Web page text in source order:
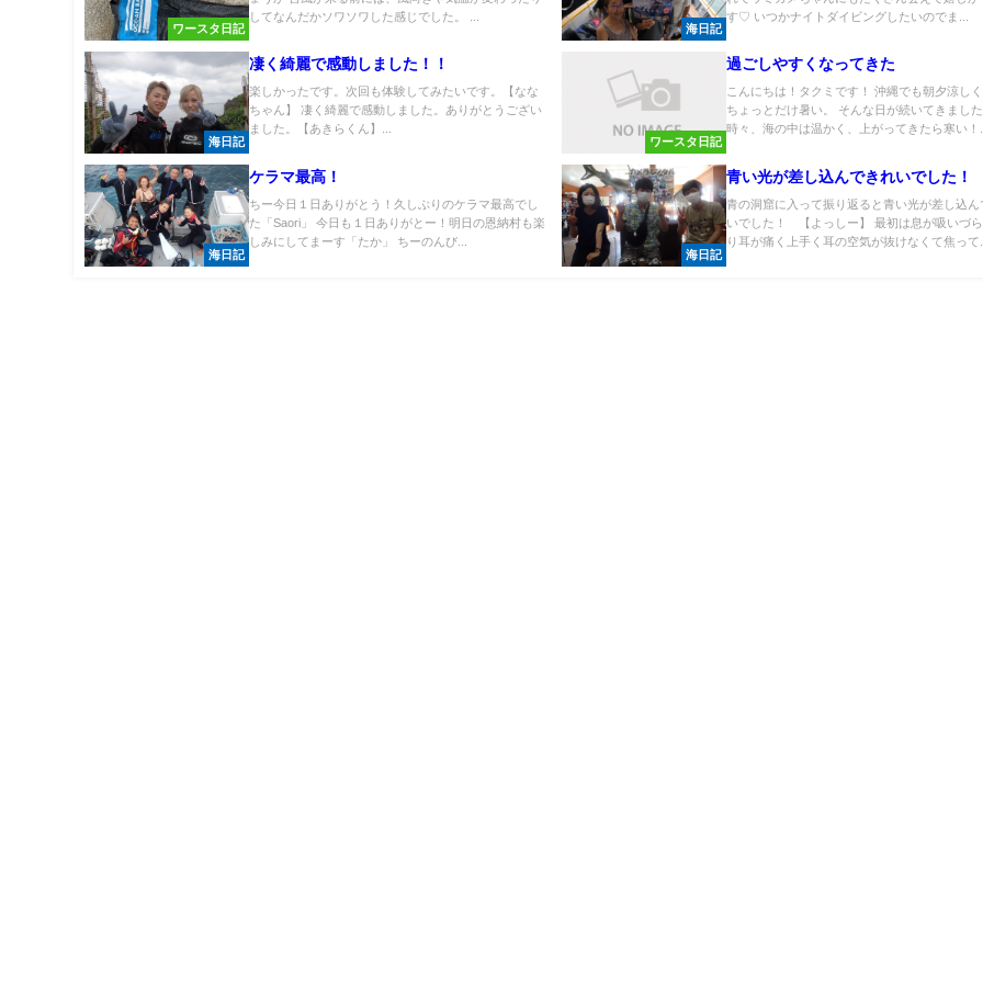
ワースタ日記
してなんだかソワソワした感じでした。 ...
海日記
す♡ いつかナイトダイビングしたいのでま...
海日記
凄く綺麗で感動しました！！
楽しかったです。次回も体験してみたいです。【なな
ちゃん】 凄く綺麗で感動しました。ありがとうござい
ました。【あきらくん】...
ワースタ日記
過ごしやすくなってきた
こんにちは！タクミです！ 沖縄でも朝夕涼し
ちょっとだけ暑い。 そんな日が続いてきました
時々、海の中は温かく、上がってきたら寒い！...
海日記
ケラマ最高！
ちー今日１日ありがとう！久しぶりのケラマ最高でし
た「Saori」 今日も１日ありがとー！明日の恩納村も楽
しみにしてまーす「たか」 ちーのんび...
海日記
青い光が差し込んできれいでした！
青の洞窟に入って振り返ると青い光が差し込ん
いでした！ 【よっしー】 最初は息が吸いづ
り耳が痛く上手く耳の空気が抜けなくて焦って...